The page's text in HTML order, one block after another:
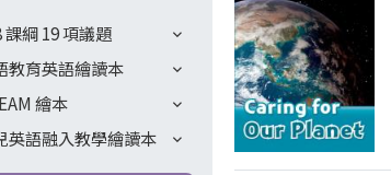
課綱 19 項議題
教育英語繪讀本
繪本
英語融入教學繪讀本